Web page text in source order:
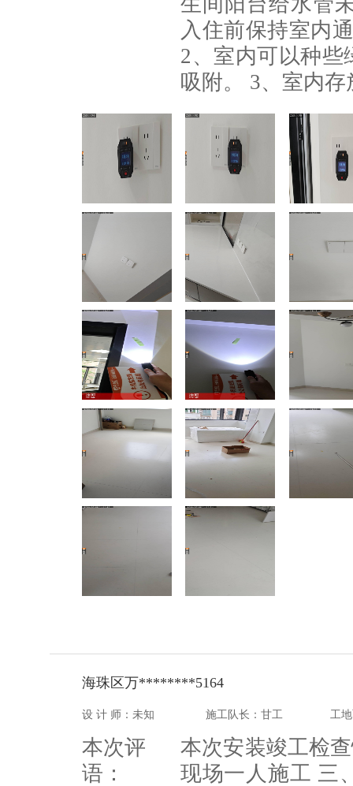
入住前保持室内
2、室内可以种些
吸附。 3、室内
海珠区万********5164
设 计 师：未知 施工队长：甘工 工
本次评
语：
本次安装竣工检
现场一人施工 三